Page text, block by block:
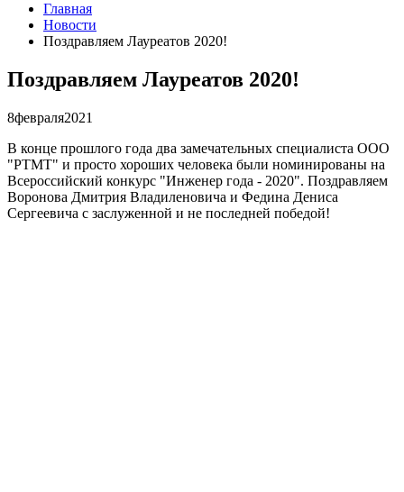
Главная
Новости
Поздравляем Лауреатов 2020!
Поздравляем Лауреатов 2020!
8февраля2021
В конце прошлого года два замечательных специалиста ООО
"РТМТ" и просто хороших человека были номинированы на
Всероссийский конкурс "Инженер года - 2020". Поздравляем
Воронова Дмитрия Владиленовича и Федина Дениса
Сергеевича с заслуженной и не последней победой!